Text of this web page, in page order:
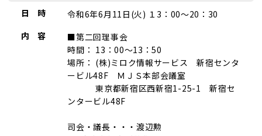
日 時
令和6年6月11日(火) １3：00～20：30
内 容
■第二回理事会
時間： 13：00～13：50
場所： (株)ミロク情報サービス 新宿センタ
ービル48F ＭＪＳ本部会議室
東京都新宿区西新宿1-25-1 新宿セ
ンタービル48F
司会・議長・・・渡辺勲